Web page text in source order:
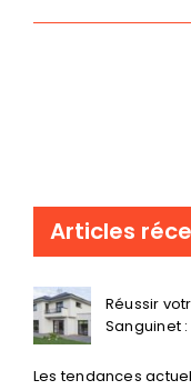
Articles
Réussir
Sanguinet
Les tendances